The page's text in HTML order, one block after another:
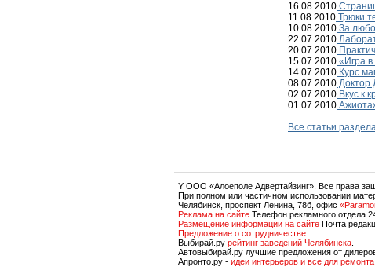
16.08.2010
11.08.2010 Трюки
10.08.2010 За
22.07.2010
20.07.2010
15.07.2010 «Игра
14.07.2010 Курс
08.07.2010 Доктор
02.07.2010 Вкус к
01.07.2010
Все статьи
Y OOO «Алоеполе Адвертайзинг». Все права
При полном или частичном использовании
Челябинск, проспект Ленина, 78б, офис
Реклама на сайте Телефон рекламного отдела
Размещение информации на сайте Почта
Предложение о сотрудничестве
Выбирай.ру рейтинг заведений Челябинска
Автовыбирай.ру лучшие предложения от
Апронто.ру - идеи интерьеров и все для